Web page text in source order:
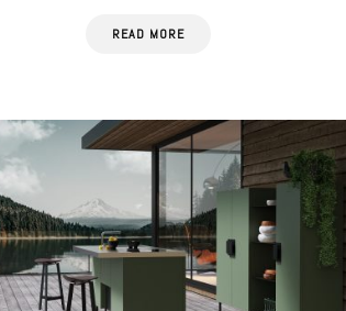
READ MORE